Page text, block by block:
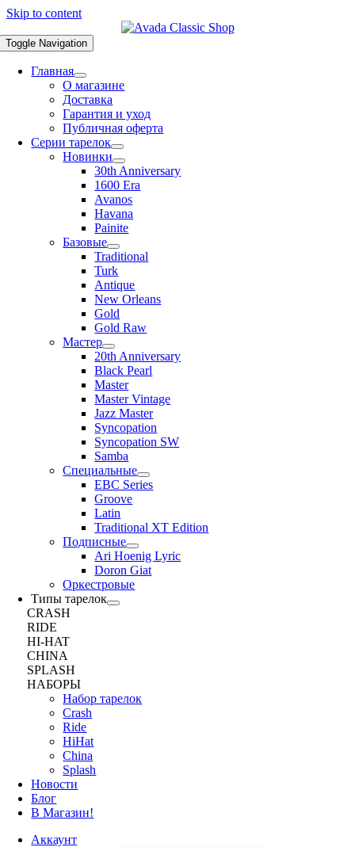
Skip to content
Toggle Navigation
Главная
О магазине
Доставка
Гарантия и уход
Публичная оферта
Серии тарелок
Новинки
30th Anniversary
1600 Era
Avanos
Havana
Painite
Базовые
Traditional
Turk
Antique
New Orleans
Gold
Gold Raw
Мастер
20th Anniversary
Black Pearl
Master
Master Vintage
Jazz Master
Syncopation
Syncopation SW
Samba
Специальные
EBC Series
Groove
Latin
Traditional XT Edition
Подписные
Ari Hoenig Lyric
Doron Giat
Оркестровые
Типы тарелок
CRASH
RIDE
HI-HAT
CHINA
SPLASH
НАБОРЫ
Набор тарелок
Crash
Ride
HiHat
China
Splash
Новости
Блог
В Магазин!
Аккаунт